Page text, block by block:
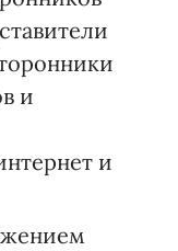
и
и